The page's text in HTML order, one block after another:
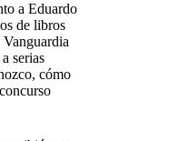
a Eduardo
de libros
serias
cómo